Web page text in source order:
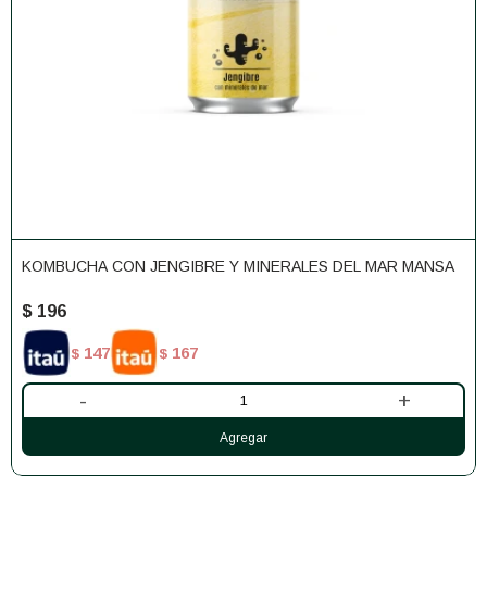
KOMBUCHA CON JENGIBRE Y MINERALES DEL MAR MANSA
$ 196
$ 147 $ 167
- +